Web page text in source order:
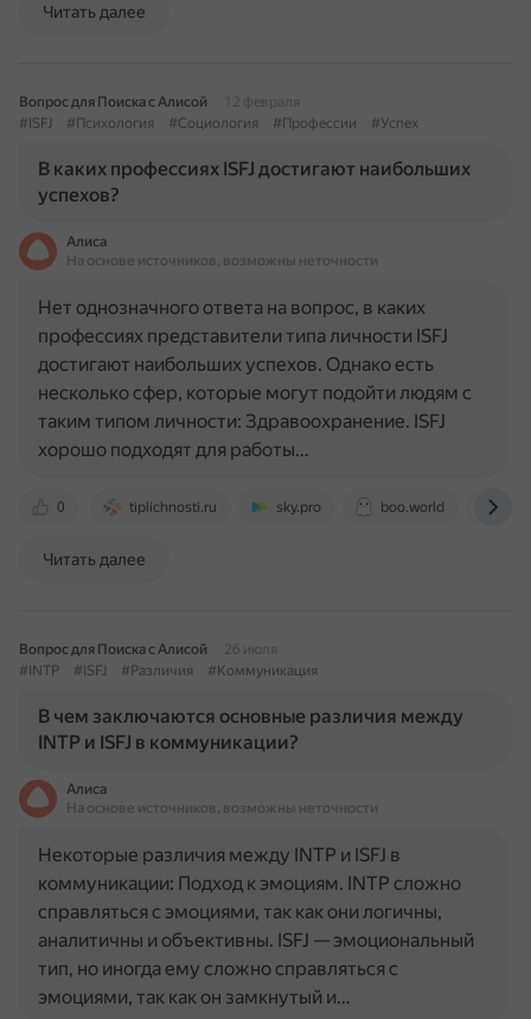
Читать далее
Вопрос для Поиска с Алисой
12 февраля
#ISFJ
#Психология #Социология #Профессии #Успех
В каких профессиях ISFJ достигают наибольших
успехов?
Алиса
На основе источников, возможны неточности
0 tiplichnosti.ru sky.pro boo.world
Нет однозначного ответа на вопрос, в каких
профессиях представители типа личности ISFJ
достигают наибольших успехов. Однако есть
несколько сфер, которые могут подойти людям с
таким типом личности: Здравоохранение. ISFJ
хорошо подходят для работы…
Читать далее
Вопрос для Поиска с Алисой
26 июля
#INTP
#ISFJ #Различия #Коммуникация
В чем заключаются основные различия между
INTP и ISFJ в коммуникации?
Алиса
На основе источников, возможны неточности
Некоторые различия между INTP и ISFJ в
коммуникации: Подход к эмоциям. INTP сложно
справляться с эмоциями, так как они логичны,
аналитичны и объективны. ISFJ — эмоциональный
тип, но иногда ему сложно справляться с
эмоциями, так как он замкнутый и…